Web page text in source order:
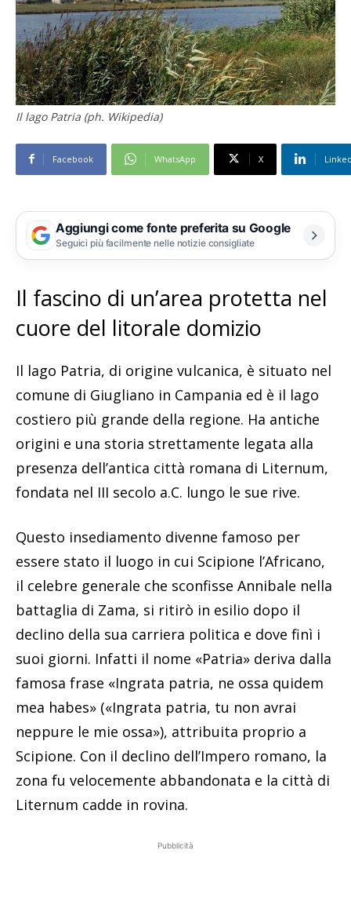
Lo street food a piazza Dante (ph. Pasquale De Luca)
Il lago Patria (ph. Wikipedia)
Facebook WhatsApp X
Aggiungi come fonte preferita su Google
Seguici più facilmente nelle notizie consigliate
Il fascino di un’area protetta nel
cuore del litorale domizio
Il lago Patria, di origine vulcanica, è situato nel
comune di Giugliano in Campania ed è il lago
costiero più grande della regione. Ha antiche
origini e una storia strettamente legata alla
presenza dell’antica città romana di Liternum,
fondata nel III secolo a.C. lungo le sue rive.
Questo insediamento divenne famoso per
essere stato il luogo in cui Scipione l’Africano,
il celebre generale che sconfisse Annibale nella
battaglia di Zama, si ritirò in esilio dopo il
declino della sua carriera politica e dove finì i
suoi giorni. Infatti il nome «Patria» deriva dalla
famosa frase «Ingrata patria, ne ossa quidem
mea habes» («Ingrata patria, tu non avrai
neppure le mie ossa»), attribuita proprio a
Scipione. Con il declino dell’Impero romano, la
zona fu velocemente abbandonata e la città di
Liternum cadde in rovina.
Pubblicità